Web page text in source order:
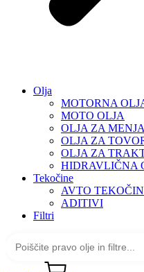
Olja
MOTORNA
MOTO OLJA
OLJA ZA
OLJA ZA
OLJA ZA
HIDRAVLIČNA
Tekočine
AVTO
ADITIVI
Filtri